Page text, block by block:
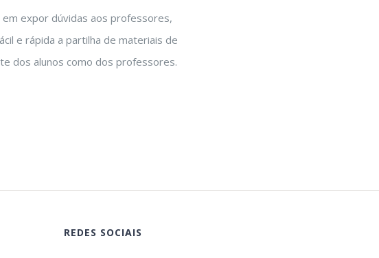
expor dúvidas aos professores,
e rápida a partilha de materiais de
dos alunos como dos professores.
REDES SOCIAIS